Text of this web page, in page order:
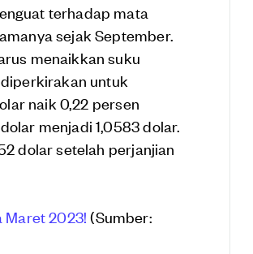
terhadap mata
sejak September.
menaikkan suku
untuk
naik 0,22 persen
menjadi 1,0583 dolar.
dolar setelah perjanjian
Maret 2023! (Sumber: